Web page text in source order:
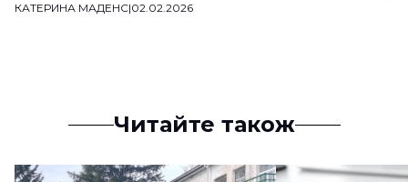
КАТЕРИНА МАДЕНС|02.02.2026
Читайте також